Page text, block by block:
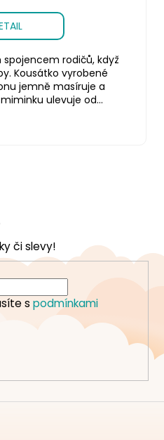
rodičů, když
Kousátko vyrobené
jemně masíruje a
ulevuje od...
či slevy!
s podmínkami